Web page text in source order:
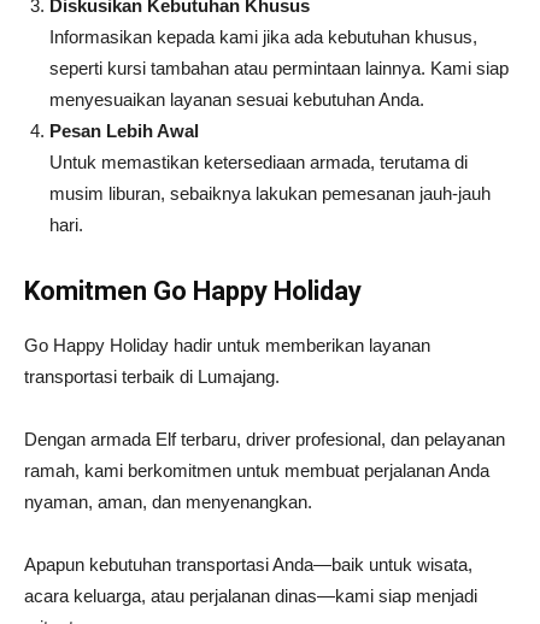
Diskusikan Kebutuhan Khusus
Informasikan kepada kami jika ada kebutuhan khusus,
seperti kursi tambahan atau permintaan lainnya. Kami siap
menyesuaikan layanan sesuai kebutuhan Anda.
Pesan Lebih Awal
Untuk memastikan ketersediaan armada, terutama di
musim liburan, sebaiknya lakukan pemesanan jauh-jauh
hari.
Komitmen Go Happy Holiday
Go Happy Holiday hadir untuk memberikan layanan
transportasi terbaik di Lumajang.
Dengan armada Elf terbaru, driver profesional, dan pelayanan
ramah, kami berkomitmen untuk membuat perjalanan Anda
nyaman, aman, dan menyenangkan.
Apapun kebutuhan transportasi Anda—baik untuk wisata,
acara keluarga, atau perjalanan dinas—kami siap menjadi